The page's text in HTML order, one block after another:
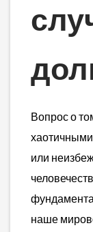
Вопрос о
или
наше